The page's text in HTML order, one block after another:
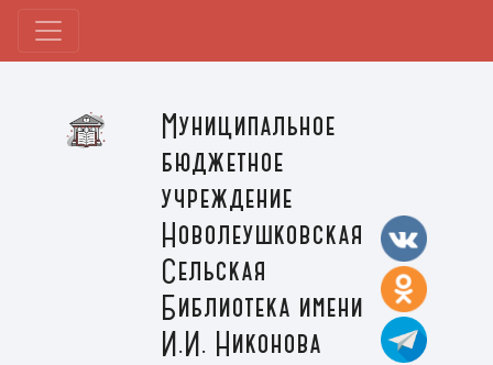
Муниципальное
бюджетное
учреждение
Новолеушковская
Сельская
Библиотека имени
И.И. Никонова